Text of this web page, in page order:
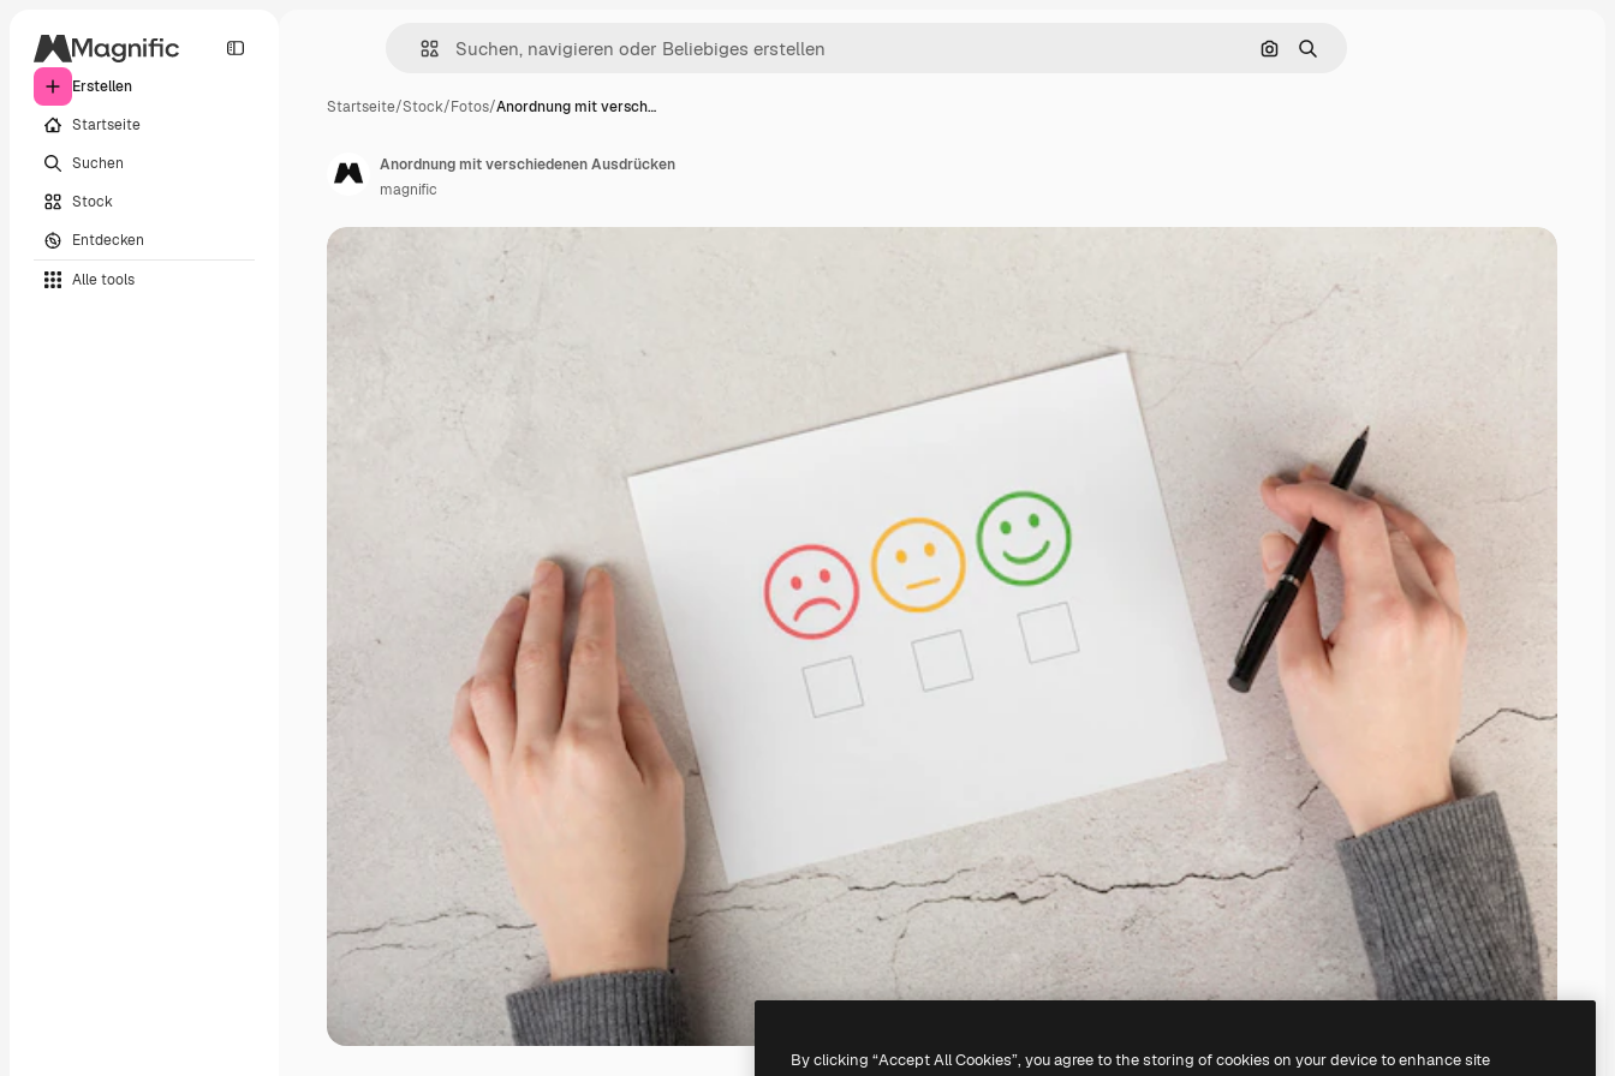
Erstellen
Startseite
Suchen
Stock
Entdecken
Alle tools
Nach Bild suchen
Suchen
Startseite/Stock/Fotos/Anordnung mit versch…
Anordnung mit verschiedenen Ausdrücken
magnific
By clicking “Accept All Cookies”, you agree to the storing of cookies on your device to enhance site